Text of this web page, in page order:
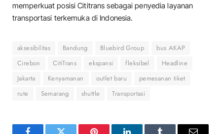
memperkuat posisi Cititrans sebagai penyedia layanan
transportasi terkemuka di Indonesia.
aksesibilitas Bandung Bluebird Group
bus AKAP
Cirebon
CitiTrans ekspansi fleksibel
Headline
Jakarta
Kenyamanan outlet baru
pemesanan tiket
rute
Semarang shuttle Transportasi